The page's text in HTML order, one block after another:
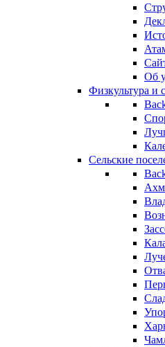
Об
Физкультура и
Сельские